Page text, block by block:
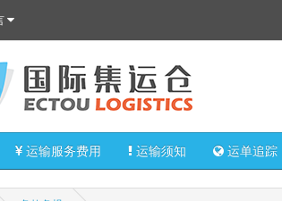
运输服务费用 运输须知 运单追踪